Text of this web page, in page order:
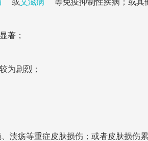
或艾滋病 等免疫抑制性疾病；或其
著；
为剧烈；
、溃疡等重症皮肤损伤；或者皮肤损伤